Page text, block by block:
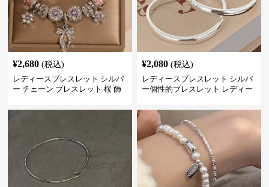
¥2,680 (税込)
レディースブレスレット シルバ
ー チェーン ブレスレット 桜 飾
¥2,080 (税込)
レディースブレスレット シルバ
ー個性的ブレスレット レディー